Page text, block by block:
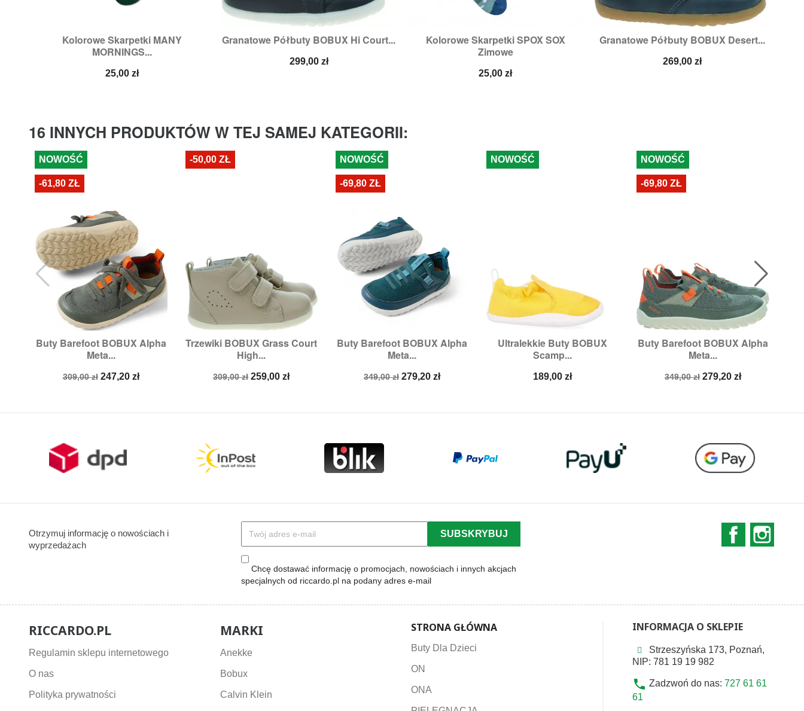
Kolorowe Skarpetki MANY
MORNINGS...
Cena
25,00 zł
Szybki podgląd Granatowe Półbuty BOBUX Hi Court...
Cena
299,00 zł
Szybki podgląd
Kolorowe Skarpetki SPOX SOX
Zimowe
Cena
25,00 zł
Szybki podgląd Granatowe Półbuty BOBUX Desert...
Cena
269,00 zł
Szybki podgląd
16 INNYCH PRODUKTÓW W TEJ SAMEJ KATEGORII:
Buty Barefoot BOBUX Alpha
Meta...
Cena
309,00 zł Cena
247,20 zł
Szybki podgląd
Rozmiary:
NOWOŚĆ
-61,80 ZŁ
Trzewiki BOBUX Grass Court
High...
Cena
309,00 zł Cena
259,00 zł
 Szybki podgląd
Rozmiary:
-50,00 ZŁ
Buty Barefoot BOBUX Alpha
Meta...
Cena
349,00 zł Cena
279,20 zł
Szybki podgląd
Rozmiary:28,
NOWOŚĆ
-69,80 ZŁ
Ultralekkie Buty BOBUX
Scamp...
Cena
189,00 zł
Szybki podgląd
Rozmiary:21
NOWOŚĆ
Buty Barefoot BOBUX Alpha
Meta...
Cena
349,00 zł Cena
279,20 zł
Szybki podgląd
Rozmiary:28,
NOWOŚĆ
-69,80 ZŁ
Otrzymuj informację o nowościach i
wyprzedażach
Chcę dostawać informację o promocjach, nowościach i innych akcjach
specjalnych od riccardo.pl na podany adres e-mail
Facebook
RICCARDO.PL
Regulamin sklepu internetowego
O nas
Polityka prywatności
MARKI
Anekke
Bobux
Calvin Klein
STRONA GŁÓWNA
Buty Dla Dzieci
ON
ONA
INFORMACJA O SKLEPIE
Strzeszyńska 173, Poznań,
NIP: 781 19 19 982
phone Zadzwoń do nas: 727 61 61
61